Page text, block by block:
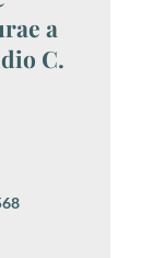
a
C.